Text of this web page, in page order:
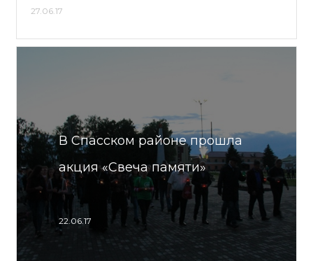
27.06.17
В Спасском районе прошла
акция «Свеча памяти»
22.06.17